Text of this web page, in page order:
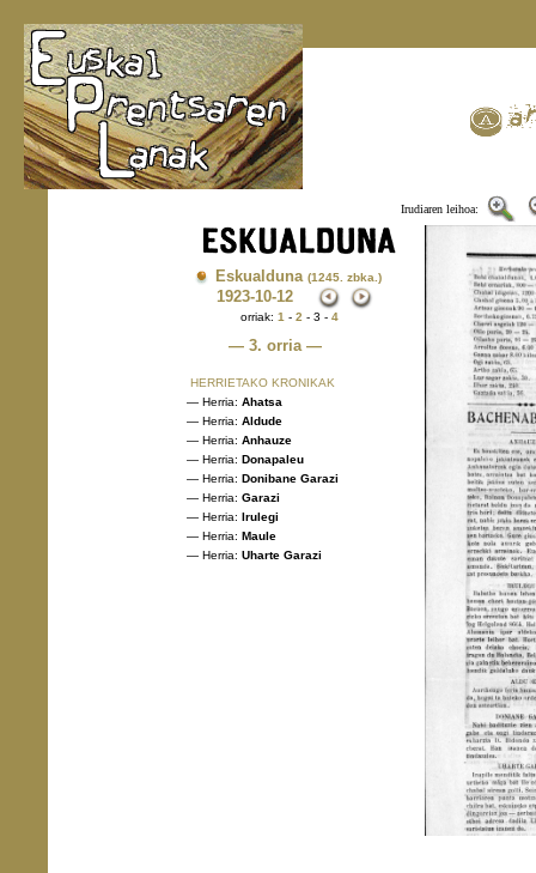
Irudiaren leihoa:
Eskualduna (1245. zbka.)
1923-10-12
orriak: 1 - 2 - 3 - 4
— 3. orria —
HERRIETAKO KRONIKAK
— Herria: Ahatsa
— Herria: Aldude
— Herria: Anhauze
— Herria: Donapaleu
— Herria: Donibane Garazi
— Herria: Garazi
— Herria: Irulegi
— Herria: Maule
— Herria: Uharte Garazi